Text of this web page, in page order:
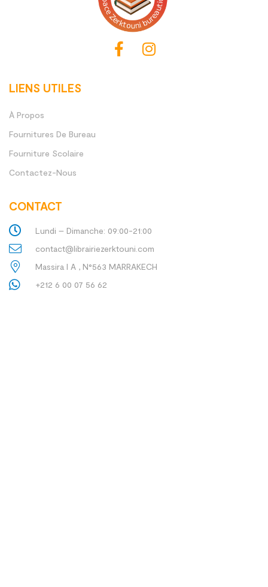
LIENS UTILES
À Propos
Fournitures De Bureau
Fourniture Scolaire
Contactez-Nous
CONTACT
Lundi – Dimanche: 09:00-21:00
contact@librairiezerktouni.com
Massira I A , N°563 MARRAKECH
+212 6 00 07 56 62